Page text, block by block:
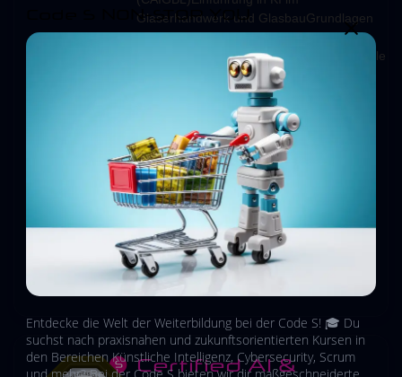
Glaserhandwerk und GlasbauGrundlagen
der Künstlichen Intelligenz im Bau- und
HandwerkskontextDigitalisierungspotenziale
im Glasbau: Planung, Fertigung,
MontageAnwendungsszenarien:
Automatisierung, Kundenberatung, Auft...
Besuch
Prompt-Bibliothek besuchen
21 days, 0 hours, 0
mins
Certified AI &
Code S NON-STOP YOU
Entdecke die Welt der Weiterbildung bei der Code S! 🎓 Du
suchst nach praxisnahen und zukunftsorientierten Kursen in
den Bereichen Künstliche Intelligenz, Cybersecurity, Scrum